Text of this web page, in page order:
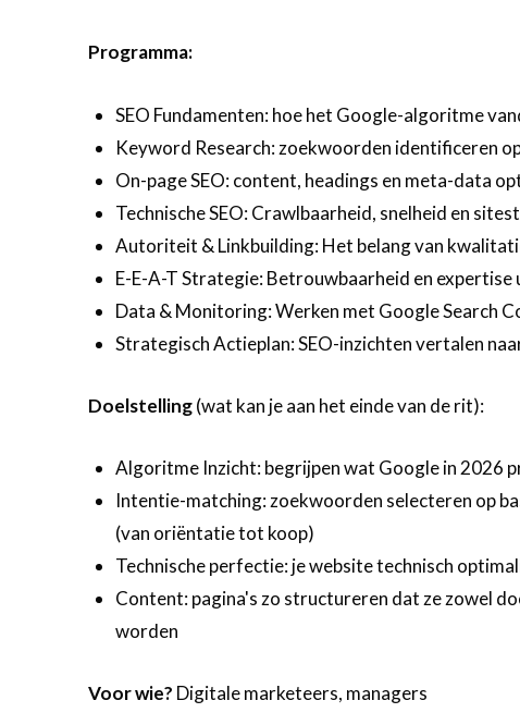
Programma:
SEO Fundamenten: hoe het Google-algoritme
Keyword Research: zoekwoorden identificeren
On-page SEO: content, headings en meta-data
Technische SEO: Crawlbaarheid, snelheid en
Autoriteit & Linkbuilding: Het belang van
E-E-A-T Strategie: Betrouwbaarheid en
Data & Monitoring: Werken met Google Search
Strategisch Actieplan: SEO-inzichten vertalen
Doelstelling(wat kan je aan het einde van de rit):
Algoritme Inzicht: begrijpen wat Google in 2026
Intentie-matching: zoekwoorden selecteren op
(van oriëntatie tot koop)
Technische perfectie: je website technisch
Content: pagina's zo structureren dat ze zowel
worden
Voor wie? Digitale marketeers, managers